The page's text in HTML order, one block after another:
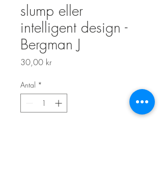
slump eller
intelligent design -
Bergman J
30,00 krPris
Antal *